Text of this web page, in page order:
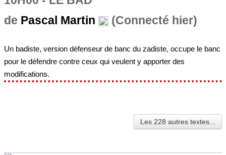
de Pascal Martin (Connecté hier)
Un badiste, version défenseur de banc du zadiste, occupe le banc
pour le défendre contre ceux qui veulent y apporter des
modifications.
Les 228 autres textes...